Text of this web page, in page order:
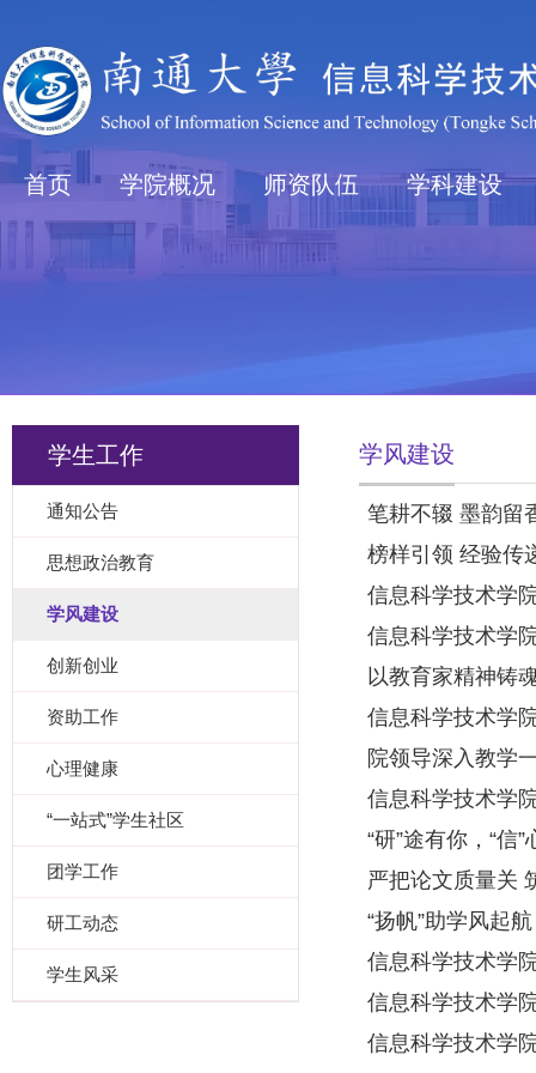
首页 学院概况 师资队伍 学科建设
学生工作
通知公告
思想政治教育
学风建设
创新创业
资助工作
心理健康
“一站式”学生社区
团学工作
研工动态
学生风采
学风建设
笔耕不辍 墨韵留
榜样引领 经验传
信息科学技术学
信息科学技术学
以教育家精神铸
信息科学技术学
院领导深入教学
信息科学技术学
“研”途有你，“
严把论文质量关
“扬帆”助学风起
信息科学技术学
信息科学技术学
信息科学技术学